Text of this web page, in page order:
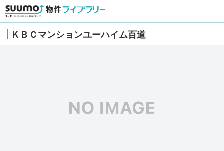
ＫＢＣマンションユーハイム百道